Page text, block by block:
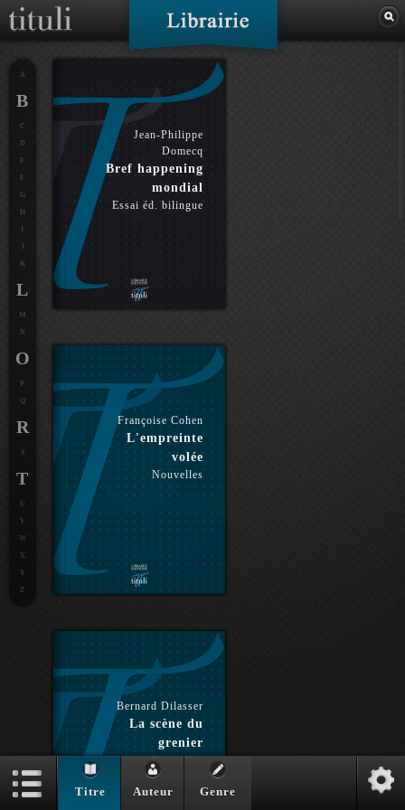
Jean-Philippe
Domecq
Bref happening
mondial
Essai éd. bilingue
Françoise Cohen
L'empreinte
volée
Nouvelles
Bernard Dilasser
La scène du
grenier
Nouvelles
A
B
C
D
E
F
G
H
J
K
L
M
N
O
P
Q
R
S
T
U
V
W
X
Y
Z
Titre Auteur Genre